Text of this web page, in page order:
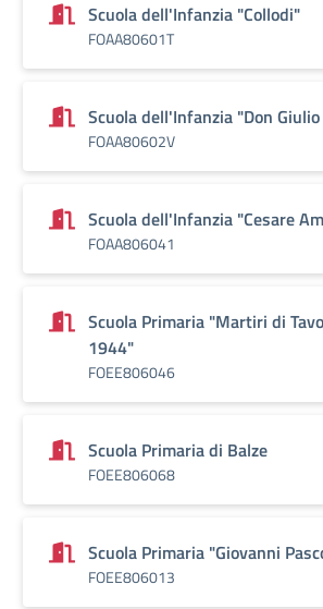
Scuola dell'Infanzia "Collodi"
FOAA80601T
Scuola dell'Infanzia "Don
FOAA80602V
Scuola dell'Infanzia "Cesare
FOAA806041
Scuola Primaria "Martiri di
1944"
FOEE806046
Scuola Primaria di Balze
FOEE806068
Scuola Primaria "Giovanni
FOEE806013